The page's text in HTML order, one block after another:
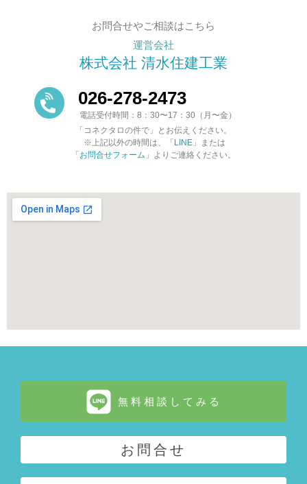
お問合せやご相談はこちら
運営会社
株式会社 清水住建工業
026-278-2473
電話受付時間：8：30〜17：30（月〜金）
「コネクタロの件で」とお伝えください。
※上記以外の時間は、「 LINE 」または
「 お問合せフォーム 」よりご連絡ください。
無料相談してみる
お問合せ